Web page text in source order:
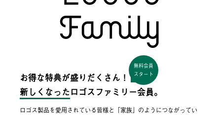
お得な特典が盛りだくさん！
無料会員
スタート
新しくなった ロゴスファミリー会員。
ロゴス製品を愛用されている皆様と「家族」のようにつながってい